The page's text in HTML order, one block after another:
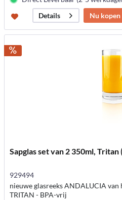
Details
Nu kopen
Sapglas set van 2 350ml,
929494
nieuwe glasreeks ANDALUCIA
TRITAN - BPA-vrij